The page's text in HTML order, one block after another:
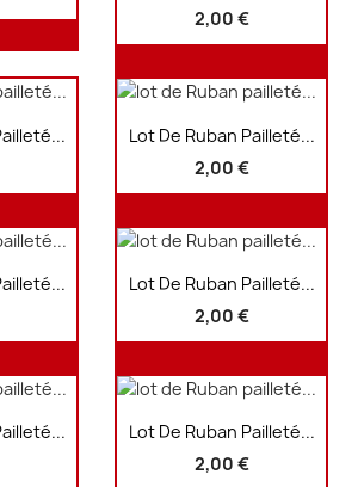
2,00 €
Aperçu rapide
Lot De Ruban Pailleté...
2,00 €
Aperçu rapide
Lot De Ruban Pailleté...
2,00 €
Aperçu rapide
Lot De Ruban Pailleté...
2,00 €